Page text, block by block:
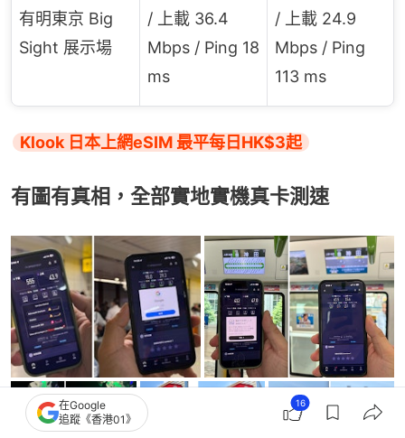
有明東京 Big
Sight 展示場
/ 上載 36.4
Mbps / Ping 18
ms
/ 上載 24.9
Mbps / Ping
113 ms
Klook 日本上網eSIM 最平每日HK$3起
有圖有真相，全部實地實機真卡測速
在Google
追蹤《香港01》
16